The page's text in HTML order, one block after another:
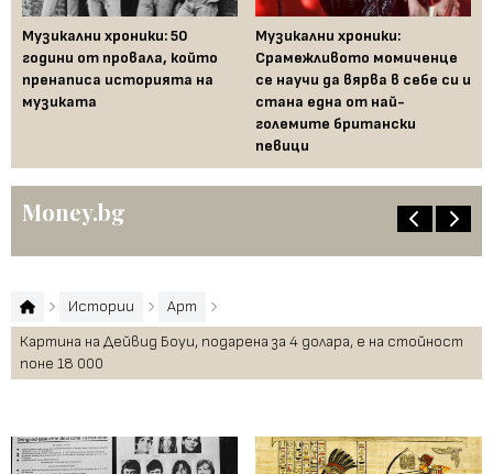
Музикални хроники: 50
години от провала, който
пренаписа историята на
музиката
Музикални хроники:
Срамежливото момиченце
се научи да вярва в себе си и
стана една от най-
големите британски
певици
Money.bg
Истории
Арт
Картина на Дейвид Боуи, подарена за 4 долара, e на стойност
поне 18 000